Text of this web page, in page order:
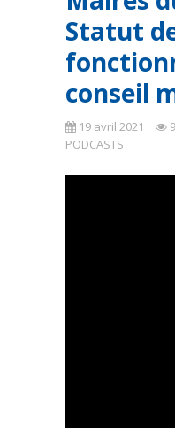
Statut
conseil
19 avril 2021
PODCASTS